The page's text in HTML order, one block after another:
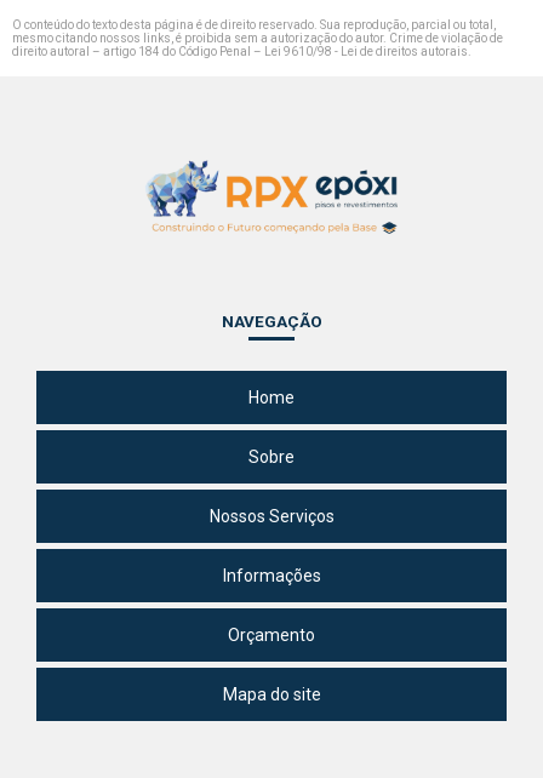
O conteúdo do texto desta página é de direito reservado. Sua reprodução, parcial ou total,
mesmo citando nossos links, é proibida sem a autorização do autor. Crime de violação de
direito autoral – artigo 184 do Código Penal –
Lei 9610/98 - Lei de direitos autorais
NAVEGAÇÃO
Home
Sobre
Nossos Serviços
Informações
Orçamento
Mapa do site